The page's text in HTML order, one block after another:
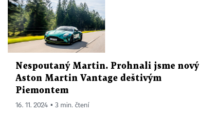
Nespoutaný Martin. Prohnali jsme nový
Aston Martin Vantage deštivým
Piemontem
16. 11. 2024 ▪ 3 min. čtení